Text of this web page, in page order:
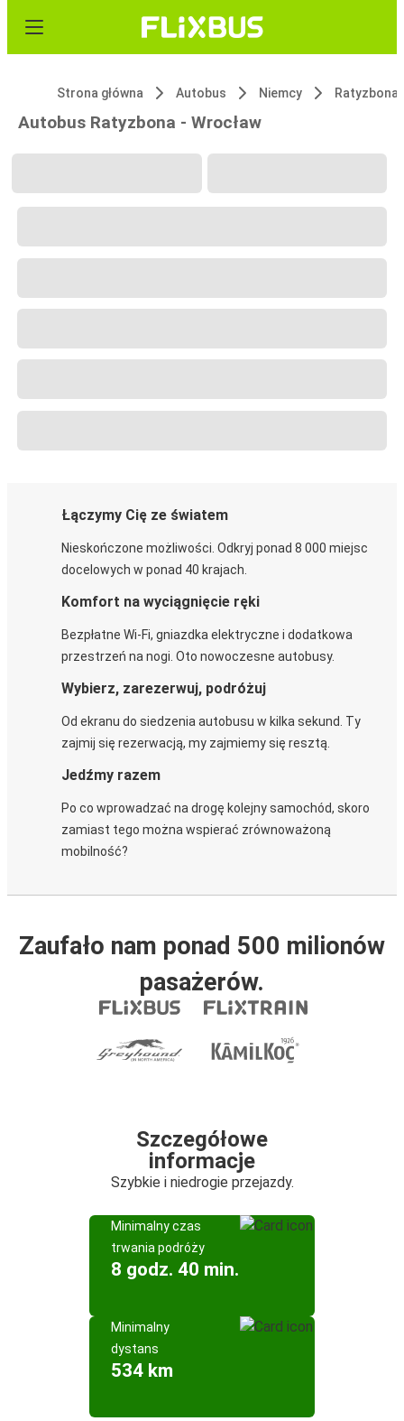
Strona główna Autobus Niemcy Ratyzbona
Autobus Ratyzbona - Wrocław
Łączymy Cię ze światem
Nieskończone możliwości. Odkryj ponad 8 000 miejsc
docelowych w ponad 40 krajach.
Komfort na wyciągnięcie ręki
Bezpłatne Wi-Fi, gniazdka elektryczne i dodatkowa
przestrzeń na nogi. Oto nowoczesne autobusy.
Wybierz, zarezerwuj, podróżuj
Od ekranu do siedzenia autobusu w kilka sekund. Ty
zajmij się rezerwacją, my zajmiemy się resztą.
Jedźmy razem
Po co wprowadzać na drogę kolejny samochód, skoro
zamiast tego można wspierać zrównoważoną
mobilność?
Zaufało nam ponad 500 milionów
pasażerów.
Szczegółowe
informacje
Szybkie i niedrogie przejazdy.
Minimalny czas
trwania podróży
8 godz. 40 min.
Minimalny
dystans
534 km